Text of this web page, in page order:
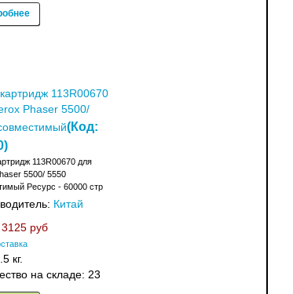
113R00670
Phaser 5500/
(Код:
)
113R00670 для
5500/ 5550
Ресурс - 60000 стр
Китай
3125 руб
кг.
на складе: 23